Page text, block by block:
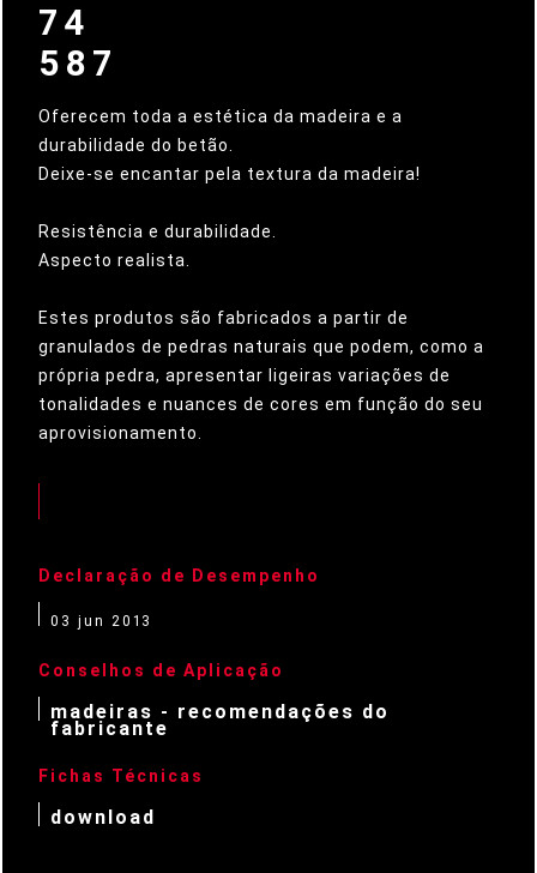
74
587
Oferecem toda a estética da madeira e a
durabilidade do betão.
Deixe-se encantar pela textura da madeira!
Resistência e durabilidade.
Aspecto realista.
Estes produtos são fabricados a partir de
granulados de pedras naturais que podem, como a
própria pedra, apresentar ligeiras variações de
tonalidades e nuances de cores em função do seu
aprovisionamento.
Declaração de Desempenho
03 jun 2013
Conselhos de Aplicação
madeiras - recomendações do
fabricante
Fichas Técnicas
download